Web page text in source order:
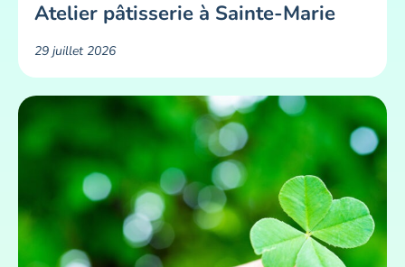
Atelier pâtisserie à Sainte-Marie
29 juillet 2026